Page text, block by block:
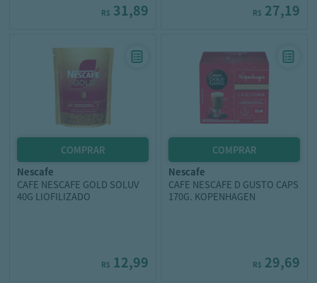
R$ 31,89 R$ 27,19
nescafe
CAFE NESCAFE GOLD SOLUV
40G LIOFILIZADO
R$ 12,99
nescafe
CAFE NESCAFE D GUSTO CAPS
170G. KOPENHAGEN
R$ 29,69